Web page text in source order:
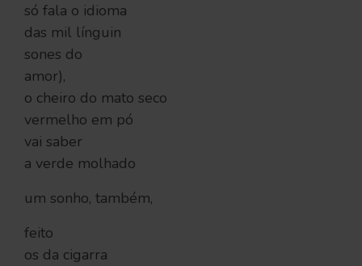
só fala o idioma
das mil línguin
sones do
amor),
o cheiro do mato seco
vermelho em pó
vai saber
a verde molhado
um sonho, também,
feito
os da cigarra